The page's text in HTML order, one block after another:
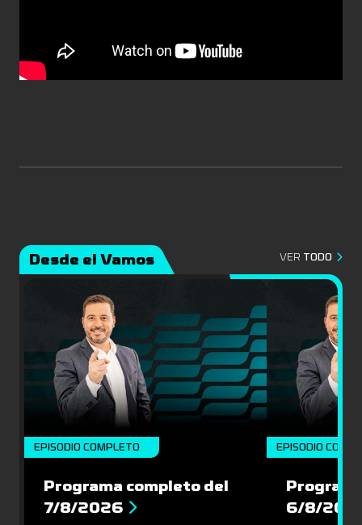
Desde el Vamos VER TODO
EPISODIO COMPLETO
Programa completo del
7/8/2026
EPISODIO
6/8/